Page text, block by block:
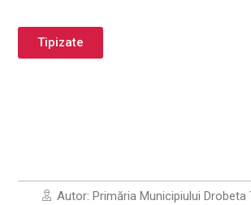
Tipizate
Autor: Primăria Municipiului Drobeta